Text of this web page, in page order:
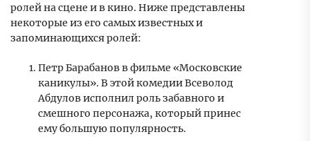
ролей на сцене и в кино. Ниже представлены
некоторые из его самых известных и
запоминающихся ролей:
Петр Барабанов в фильме «Московские
каникулы». В этой комедии Всеволод
Абдулов исполнил роль забавного и
смешного персонажа, который принес
ему большую популярность.